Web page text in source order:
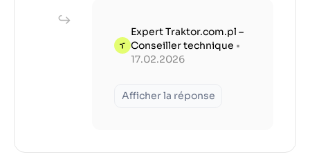
Expert Traktor.com.pl –
Conseiller technique •
17.02.2026
Afficher la réponse